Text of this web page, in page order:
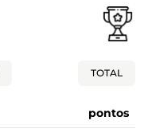
TOTAL
pontos